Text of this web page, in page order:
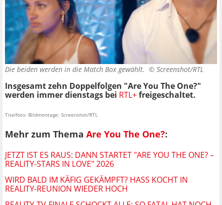
Die beiden werden in die Match Box gewählt. © Screenshot/RTL
Insgesamt zehn Doppelfolgen "Are You The One?"
werden immer dienstags bei RTL+freigeschaltet.
Titelfoto: Bildmontage: Screenshot/RTL
Mehr zum Thema Are You The One?:
JETZT IST ES RAUS: DANN STARTET "ARE YOU THE ONE? –
REALITY-STARS IN LOVE" 2026
WIRD BALD IM KÄFIG GEKÄMPFT? HASS KOCHT IN
REALITY-REUNION WIEDER HOCH